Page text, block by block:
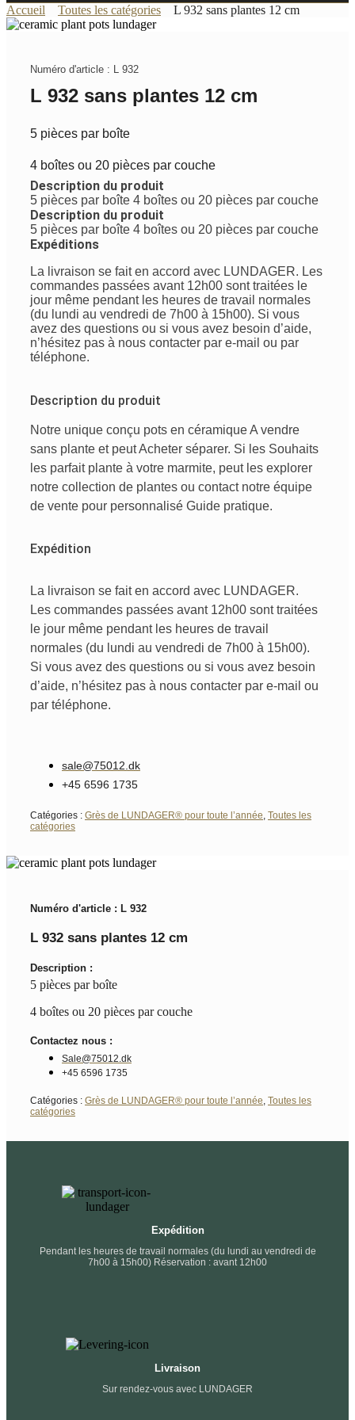
Accueil Toutes les catégories L 932 sans plantes 12 cm
Numéro d'article : L 932
L 932 sans plantes 12 cm
5 pièces par boîte
4 boîtes ou 20 pièces par couche
Description du produit
5 pièces par boîte 4 boîtes ou 20 pièces par couche
Description du produit
5 pièces par boîte 4 boîtes ou 20 pièces par couche
Expéditions
La livraison se fait en accord avec LUNDAGER. Les
commandes passées avant 12h00 sont traitées le
jour même pendant les heures de travail normales
(du lundi au vendredi de 7h00 à 15h00). Si vous
avez des questions ou si vous avez besoin d’aide,
n’hésitez pas à nous contacter par e-mail ou par
téléphone.
Description du produit
Notre unique conçu pots en céramiqueA vendre
sans plante et peutAcheter séparer. Si les Souhaits
les parfait plante à votre marmite, peutles explorer
notre collection de plantes ou contact notre équipe
de vente pour personnalisé Guide pratique.
Expédition
La livraison se fait en accord avec LUNDAGER.
Les commandes passées avant 12h00 sont traitées
le jour même pendant les heures de travail
normales (du lundi au vendredi de 7h00 à 15h00).
Si vous avez des questions ou si vous avez besoin
d’aide, n’hésitez pas à nous contacter par e-mail ou
par téléphone.
sale@75012.dk
+45 6596 1735
Catégories : Grès de LUNDAGER® pour toute l’année Toutes les
catégories
Numéro d'article : L 932
L 932 sans plantes 12 cm
Description :
5 pièces par boîte
4 boîtes ou 20 pièces par couche
Contactez nous :
Sale@75012.dk
+45 6596 1735
Catégories : Grès de LUNDAGER® pour toute l’année Toutes les
catégories
Expédition
Pendant les heures de travail normales (du lundi au vendredi de
7h00 à 15h00) Réservation : avant 12h00
Livraison
Sur rendez-vous avec LUNDAGER